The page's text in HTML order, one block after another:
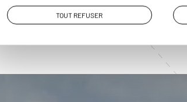
TOUT REFUSER